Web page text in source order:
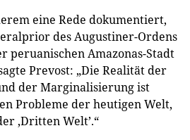
eine Rede dokumentiert,
des Augustiner-Ordens
peruanischen Amazonas-Stadt
Prevost: „Die Realität der
der Marginalisierung ist
Probleme der heutigen Welt,
‚Dritten Welt’.“